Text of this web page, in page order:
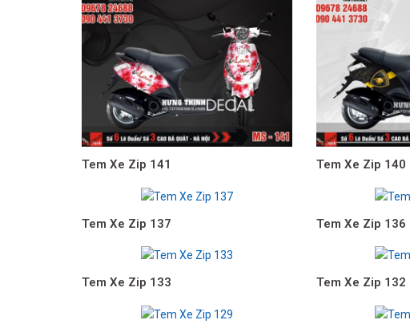
Tem Xe Zip 141 Tem Xe Zip 140
Tem Xe Zip 137 Tem Xe Zip 136
Tem Xe Zip 133 Tem Xe Zip 132